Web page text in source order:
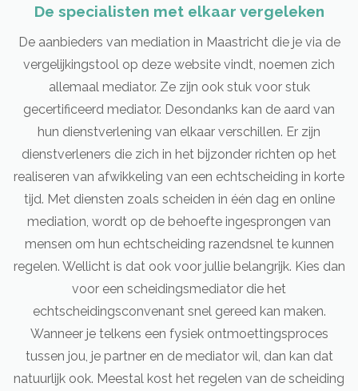
De specialisten met elkaar vergeleken
De aanbieders van mediation in Maastricht die je via de
vergelijkingstool op deze website vindt, noemen zich
allemaal mediator. Ze zijn ook stuk voor stuk
gecertificeerd mediator. Desondanks kan de aard van
hun dienstverlening van elkaar verschillen. Er zijn
dienstverleners die zich in het bijzonder richten op het
realiseren van afwikkeling van een echtscheiding in korte
tijd. Met diensten zoals scheiden in één dag en online
mediation, wordt op de behoefte ingesprongen van
mensen om hun echtscheiding razendsnel te kunnen
regelen. Wellicht is dat ook voor jullie belangrijk. Kies dan
voor een scheidingsmediator die het
echtscheidingsconvenant snel gereed kan maken.
Wanneer je telkens een fysiek ontmoettingsproces
tussen jou, je partner en de mediator wil, dan kan dat
natuurlijk ook. Meestal kost het regelen van de scheiding